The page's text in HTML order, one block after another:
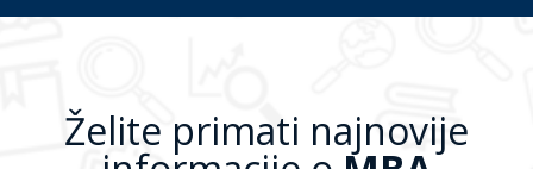
Želite primati najnovije